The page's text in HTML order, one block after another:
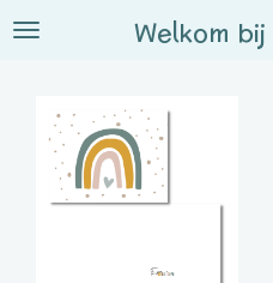
Ga
hoofdinhoud
Welkom bij